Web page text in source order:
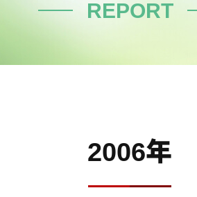
REPORT
2006年